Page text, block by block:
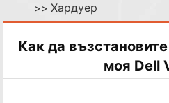
Дигитални медии
>> Хардуер
Как да
моя Dell